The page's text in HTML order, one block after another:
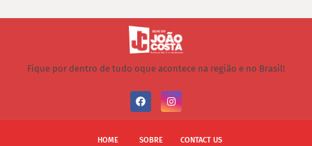
Fique por dentro de tudo oque acontece na região e no Brasil!
HOME SOBRE CONTACT US